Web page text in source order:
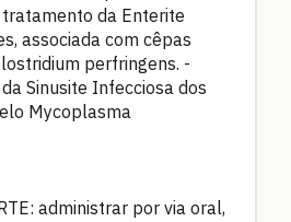
da Enterite
associada com cêpas
perfringens. -
Sinusite Infecciosa dos
Mycoplasma
administrar por via oral,